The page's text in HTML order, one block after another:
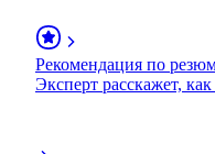
Рекомендация по
Эксперт расскажет,